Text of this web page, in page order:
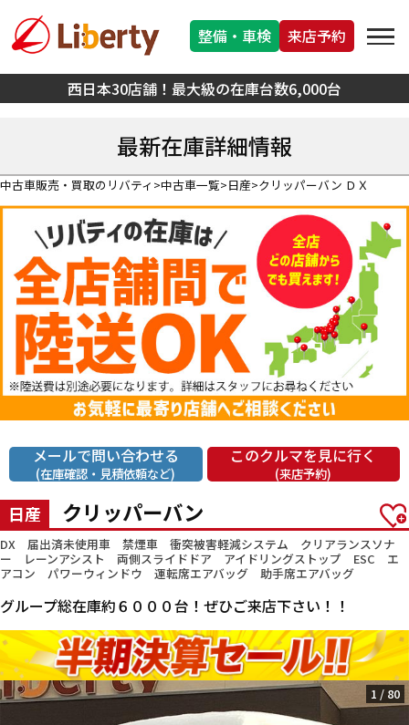
西日本30店舗！最大級の在庫台数6,000台
整備・車検 来店予約
最新在庫詳細情報
中古車販売・買取のリバティ 中古車一覧 日産 クリッパーバン ＤＸ
メールで問い合わせる
(在庫確認・見積依頼など)
このクルマを見に行く
(来店予約)
日産 クリッパーバン
DX 届出済未使用車 禁煙車 衝突被害軽減システム クリアランスソナ
ー レーンアシスト 両側スライドドア アイドリングストップ ESC エ
アコン パワーウィンドウ 運転席エアバッグ 助手席エアバッグ
グループ総在庫約６０００台！ぜひご来店下さい！！
1 / 80